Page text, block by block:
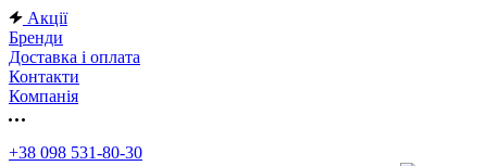
Акції
Бренди
Доставка і оплата
Контакти
Компанія
+38 098 531-80-30